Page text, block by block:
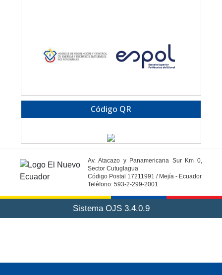
Código QR
Av. Atacazo y Panamericana Sur Km 0,
Sector Cutuglagua
Código Postal 17211991 / Mejía - Ecuador
Teléfono: 593-2-299-2001
Sistema OJS 3.4.0.9